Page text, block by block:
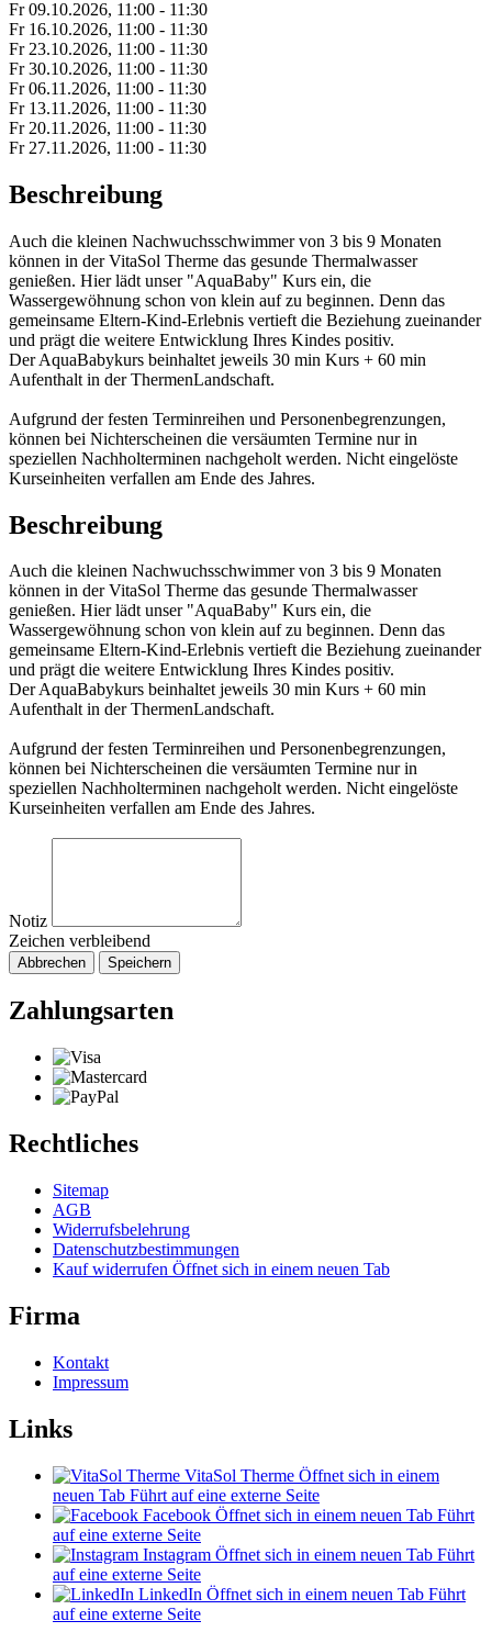
Fr 09.10.2026, 11:00 - 11:30
Fr 16.10.2026, 11:00 - 11:30
Fr 23.10.2026, 11:00 - 11:30
Fr 30.10.2026, 11:00 - 11:30
Fr 06.11.2026, 11:00 - 11:30
Fr 13.11.2026, 11:00 - 11:30
Fr 20.11.2026, 11:00 - 11:30
Fr 27.11.2026, 11:00 - 11:30
Beschreibung
Auch die kleinen Nachwuchsschwimmer von 3 bis 9 Monaten
können in der VitaSol Therme das gesunde Thermalwasser
genießen. Hier lädt unser "AquaBaby" Kurs ein, die
Wassergewöhnung schon von klein auf zu beginnen. Denn das
gemeinsame Eltern-Kind-Erlebnis vertieft die Beziehung zueinander
und prägt die weitere Entwicklung Ihres Kindes positiv.
Der AquaBabykurs beinhaltet jeweils 30 min Kurs + 60 min
Aufenthalt in der ThermenLandschaft.
Aufgrund der festen Terminreihen und Personenbegrenzungen,
können bei Nichterscheinen die versäumten Termine nur in
speziellen Nachholterminen nachgeholt werden. Nicht eingelöste
Kurseinheiten verfallen am Ende des Jahres.
Beschreibung
Auch die kleinen Nachwuchsschwimmer von 3 bis 9 Monaten
können in der VitaSol Therme das gesunde Thermalwasser
genießen. Hier lädt unser "AquaBaby" Kurs ein, die
Wassergewöhnung schon von klein auf zu beginnen. Denn das
gemeinsame Eltern-Kind-Erlebnis vertieft die Beziehung zueinander
und prägt die weitere Entwicklung Ihres Kindes positiv.
Der AquaBabykurs beinhaltet jeweils 30 min Kurs + 60 min
Aufenthalt in der ThermenLandschaft.
Aufgrund der festen Terminreihen und Personenbegrenzungen,
können bei Nichterscheinen die versäumten Termine nur in
speziellen Nachholterminen nachgeholt werden. Nicht eingelöste
Kurseinheiten verfallen am Ende des Jahres.
Notiz
Zeichen verbleibend
Abbrechen Speichern
Zahlungsarten
Rechtliches
Sitemap
AGB
Widerrufsbelehrung
Datenschutzbestimmungen
Kauf widerrufen Öffnet sich in einem neuen Tab
Firma
Kontakt
Impressum
Links
VitaSol Therme Öffnet sich in einem
neuen Tab Führt auf eine externe Seite
Facebook Öffnet sich in einem neuen Tab Führt
auf eine externe Seite
Instagram Öffnet sich in einem neuen Tab Führt
auf eine externe Seite
LinkedIn Öffnet sich in einem neuen Tab Führt
auf eine externe Seite